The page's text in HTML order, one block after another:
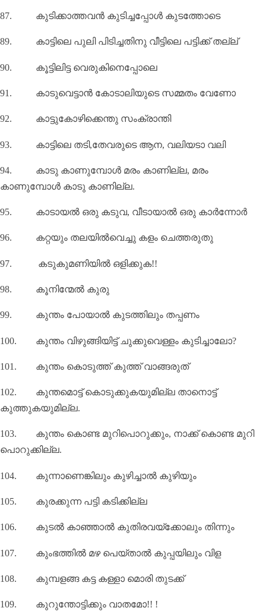
87. കുടിക്കാത്തവൻ കുടിച്ചപ്പോൾ കുടത്തോടെ
89. കാട്ടിലെ പുലി പിടിച്ചതിനു വീട്ടിലെ പട്ടിക്ക് തല്ല്
90. കൂട്ടിലിട്ട വെരുകിനെപ്പോലെ
91. കാടുവെട്ടാൻ കോടാലിയുടെ സമ്മതം വേണോ
92. കാട്ടുകോഴിക്കെന്തു സംക്രാന്തി
93. കാട്ടിലെ തടി,തേവരുടെ ആന, വലിയടാ വലി
94. കാടു കാണുമ്പോൾ മരം കാണില്ല, മരം
കാണുമ്പോൾ കാടു കാണില്ല.
95. കാടായൽ ഒരു കടുവ, വീടായാൽ ഒരു കാർന്നോർ
96. കറ്റയും തലയിൽവെച്ചു കളം ചെത്തരുതു
97. കടുകുമണിയില്‍ ഒളിക്കുക!!
98. കൂനിന്മേൽ കുരു
99. കുന്തം പോയാൽ കുടത്തിലും തപ്പണം
100. കുന്തം വിഴുങ്ങിയിട്ട്‌ ചുക്കുവെള്ളം കുടിച്ചാലോ?
101. കുന്തം കൊടുത്ത് കുത്ത് വാങ്ങരുത്
102. കുന്തമൊട്ട് കൊടുക്കുകയുമില്ല താനൊട്ട്
കുത്തുകയുമില്ല.
103. കുന്തം കൊണ്ട മുറിപൊറുക്കും, നാക്ക് കൊണ്ട മുറി
പൊറുക്കില്ല.
104. കുന്നാണെങ്കിലും കുഴിച്ചാൽ കുഴിയും
105. കുരക്കുന്ന പട്ടി കടിക്കില്ല
106. കുടൽ കാഞ്ഞാൽ കുതിരവയ്ക്കോലും തിന്നും
107. കുംഭത്തിൽ മഴ പെയ്താൽ കുപ്പയിലും വിള
108. കുമ്പളങ്ങ കട്ട കള്ളാ മൊരി തുടക്ക്‌
109. കുറുന്തോട്ടിക്കും വാതമോ!! !